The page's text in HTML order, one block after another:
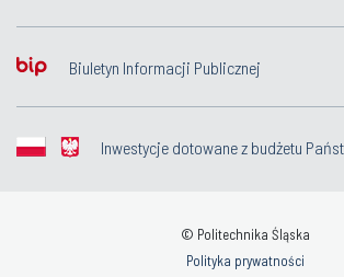
Biuletyn Informacji Publicznej
Inwestycje dotowane z budżetu
© Politechnika Śląska
Polityka prywatności